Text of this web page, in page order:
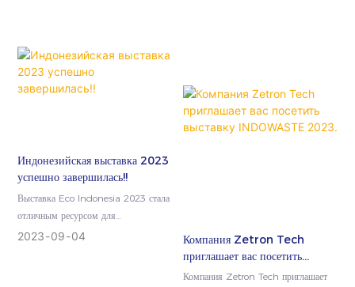
Индонезийская выставка 2023
успешно завершилась!!
Выставка Eco Indonesia 2023 стала
отличным ресурсом для
отслеживания всех новостей,
2023 09 04
Компания Zetron Tech
приглашает вас посетить
выставку INDOWASTE 2023.
Компания Zetron Tech приглашает